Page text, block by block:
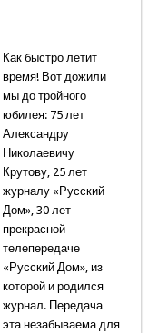
Как быстро летит
время! Вот дожили
мы до тройного
юбилея: 75 лет
Александру
Николаевичу
Крутову, 25 лет
журналу «Русский
Дом», 30 лет
прекрасной
телепередаче
«Русский Дом», из
которой и родился
журнал. Передача
эта незабываема для